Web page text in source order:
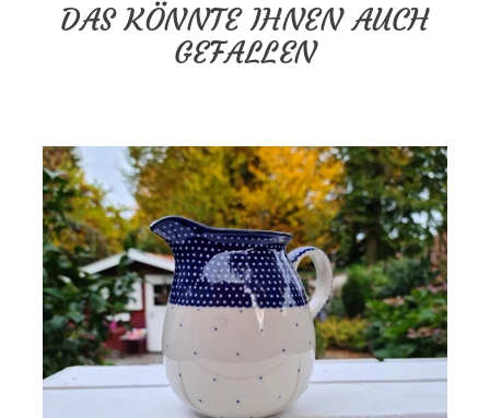
DAS KÖNNTE IHNEN AUCH
GEFALLEN